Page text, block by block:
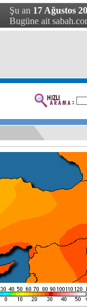
Şu an 17 Ağustos
Bugüne ait